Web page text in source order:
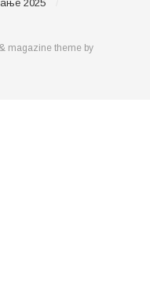
2025
magazine theme by